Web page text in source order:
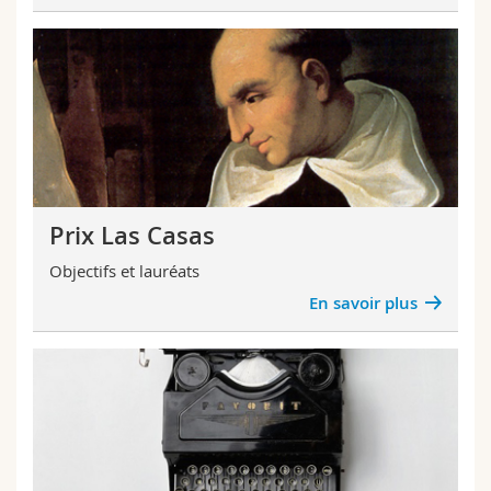
Prix Las Casas
Objectifs et lauréats
En savoir plus